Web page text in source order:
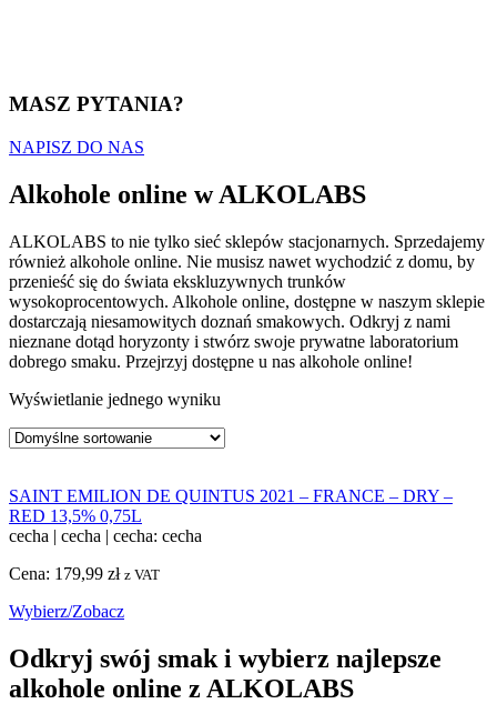
MASZ PYTANIA?
NAPISZ DO NAS
Alkohole online w ALKOLABS
ALKOLABS to nie tylko sieć sklepów stacjonarnych. Sprzedajemy
również alkohole online. Nie musisz nawet wychodzić z domu, by
przenieść się do świata ekskluzywnych trunków
wysokoprocentowych. Alkohole online, dostępne w naszym sklepie
dostarczają niesamowitych doznań smakowych. Odkryj z nami
nieznane dotąd horyzonty i stwórz swoje prywatne laboratorium
dobrego smaku. Przejrzyj dostępne u nas alkohole online!
Wyświetlanie jednego wyniku
SAINT EMILION DE QUINTUS 2021 – FRANCE – DRY –
RED 13,5% 0,75L
cecha | cecha | cecha: cecha
Cena: 179,99 zł z VAT
Wybierz/Zobacz
Odkryj swój smak i wybierz najlepsze
alkohole online z ALKOLABS